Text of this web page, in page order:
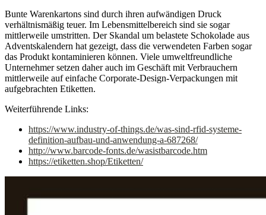
Bunte Warenkartons sind durch ihren aufwändigen Druck
verhältnismäßig teuer. Im Lebensmittelbereich sind sie sogar
mittlerweile umstritten. Der Skandal um belastete Schokolade aus
Adventskalendern hat gezeigt, dass die verwendeten Farben sogar
das Produkt kontaminieren können. Viele umweltfreundliche
Unternehmer setzen daher auch im Geschäft mit Verbrauchern
mittlerweile auf einfache Corporate-Design-Verpackungen mit
aufgebrachten Etiketten.
Weiterführende Links:
https://www.industry-of-things.de/was-sind-rfid-systeme-
definition-aufbau-und-anwendung-a-687268/
http://www.barcode-fonts.de/wasistbarcode.htm
https://etiketten.shop/Etiketten/